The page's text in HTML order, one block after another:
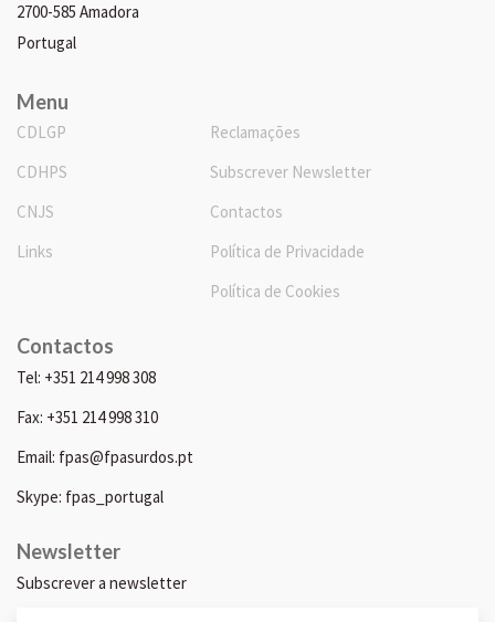
2700-585 Amadora
Portugal
Menu
CDLGP
CDHPS
CNJS
Links
Reclamações
Subscrever Newsletter
Contactos
Política de Privacidade
Política de Cookies
Contactos
Tel: +351 214 998 308
Fax: +351 214 998 310
Email: fpas@fpasurdos.pt
Skype: fpas_portugal
Newsletter
Subscrever a newsletter